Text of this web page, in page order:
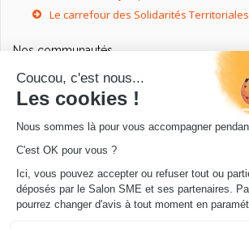
Le carrefour des Solidarités Territoriales
Nos communautés
Ressources utiles
Livres utiles pour les entrepreneurs